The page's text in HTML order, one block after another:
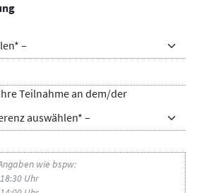
Teilnahme an dem/der